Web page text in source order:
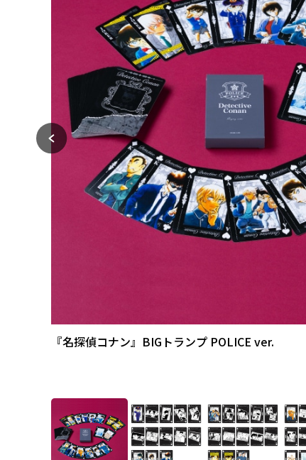
『名探偵コナン』BIGトランプ POLICE ver.